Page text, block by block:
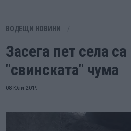
ВОДЕЩИ НОВИНИ
Засега пет села
"свинската" чума
08 Юли 2019